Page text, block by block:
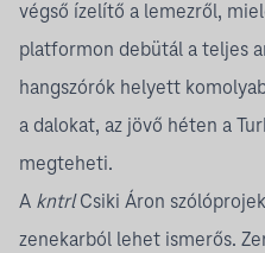
végső ízelítő a lemezről,
platformon debütál a teljes
hangszórók helyett
a dalokat, az jövő héten a
megteheti.
A kntrlCsiki Áron
zenekarból lehet ismerős.